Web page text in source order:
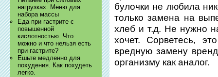
нагрузках. Меню для
набора массы
Еда при гастрите с
повышенной
кислотностью. Что
можно и что нельзя есть
при гастрите?
Ешьте медленно для
похудения. Как похудеть
легко.
булочки не любила
только замена на
хлеб и т.д. Не нужно
хочет. Сорветесь,
вредную замену
организму как аналог.